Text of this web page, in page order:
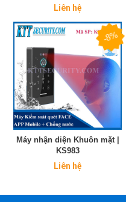
Liên hệ
-8%
Máy nhận diện Khuôn mặt |
KS983
Liên hệ